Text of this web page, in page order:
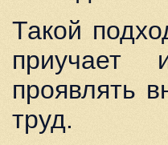
Такой
приучает
проявлять
труд.